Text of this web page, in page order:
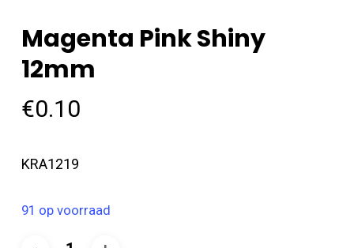
Magenta Pink Shiny
12mm
€0.10
KRA1219
91 op voorraad